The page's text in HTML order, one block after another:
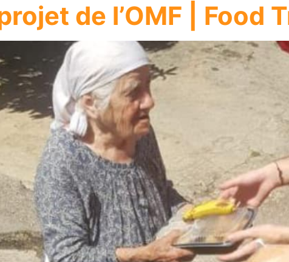
de l’OMF | Food